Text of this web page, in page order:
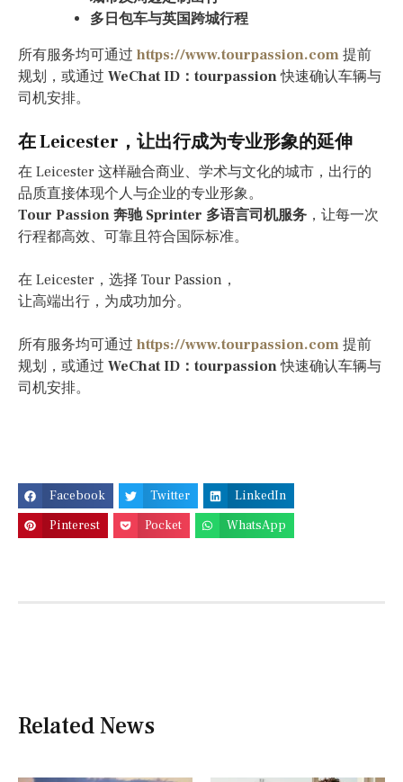
多日包车与英国跨城行程
所有服务均可通过 https://www.tourpassion.com 提前
规划，或通过 WeChat ID：tourpassion快速确认车辆与
司机安排。
在 Leicester，让出行成为专业形象的延伸
在 Leicester 这样融合商业、学术与文化的城市，出行的
品质直接体现个人与企业的专业形象。
Tour Passion 奔驰 Sprinter 多语言司机服务 ，让每一次
行程都高效、可靠且符合国际标准。
在 Leicester，选择 Tour Passion，
让高端出行，为成功加分。
所有服务均可通过 https://www.tourpassion.com 提前
规划，或通过 WeChat ID：tourpassion快速确认车辆与
司机安排。
Facebook Twitter
LinkedIn
Pinterest
Pocket WhatsApp
Related News